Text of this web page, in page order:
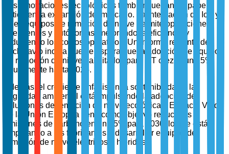
Las innovaciones tecnológicas también juegan un papel
crítico en la expansión del mercado. La integración de IoT y
AI en equipos de remoción de nieve permite operaciones
inteligentes y autónomas, mejorando la eficiencia y
reduciendo los costos operativos. Un informe reciente de
TechNavio indica que se espera que la adopción de equipos
de remoción de nieve habilitados para IoT crezca un 15%
anualmente hasta 2025.
Además, el creciente énfasis en la sostenibilidad y la
seguridad ambiental está impulsando la adopción de
soluciones de remoción de nieve ecológicas. El Pacto Verde
de la Unión Europea tiene como objetivo reducir las
emisiones de carbono en un 55% para 2030, lo que está
empujando a los fabricantes a desarrollar equipos de
remoción de nieve eléctricos e híbridos.